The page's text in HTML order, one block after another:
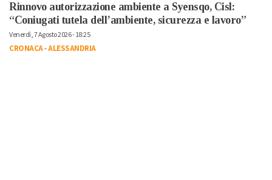
Rinnovo autorizzazione ambiente a Syensqo, Cisl:
“Coniugati tutela dell’ambiente, sicurezza e lavoro”
Venerdì, 7 Agosto 2026 - 18:25
CRONACA-ALESSANDRIA